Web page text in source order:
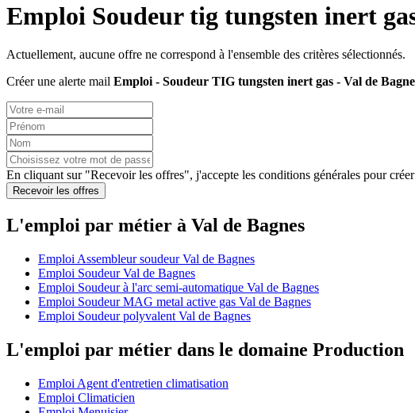
Emploi Soudeur tig tungsten inert
Actuellement, aucune offre ne correspond à l'ensemble des critères sélectionnés.
Créer une alerte mail Emploi - Soudeur TIG tungsten inert gas - Val de
En cliquant sur "Recevoir les offres", j'accepte les conditions générales pour
Recevoir les offres
L'emploi par métier à Val de Bagnes
Emploi Assembleur soudeur Val de Bagnes
Emploi Soudeur Val de Bagnes
Emploi Soudeur à l'arc semi-automatique Val de Bagnes
Emploi Soudeur MAG metal active gas Val de Bagnes
Emploi Soudeur polyvalent Val de Bagnes
L'emploi par métier dans le domaine Production
Emploi Agent d'entretien climatisation
Emploi Climaticien